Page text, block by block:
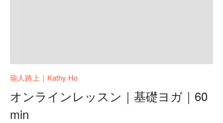
瑜人路上｜Kathy Ho
オンラインレッスン｜基礎ヨガ｜60
min